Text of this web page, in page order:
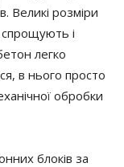
Великі розміри
спрощують і
легко
в нього просто
обробки
блоків за